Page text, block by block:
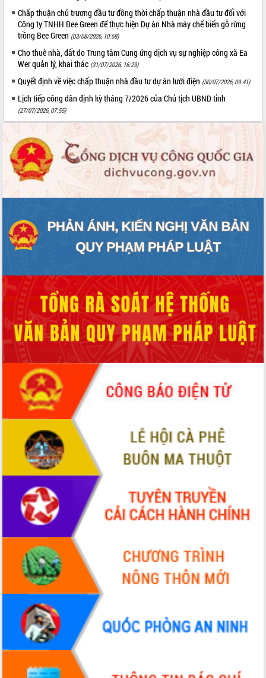
Chấp thuận chủ trương đầu tư đồng thời chấp thuận nhà đầu tư đối với
Công ty TNHH Bee Green để thực hiện Dự án Nhà máy chế biến gỗ rừng
trồng Bee Green (03/08/2026, 10:58)
Cho thuê nhà, đất do Trung tâm Cung ứng dịch vụ sự nghiệp công xã Ea
Wer quản lý, khai thác (31/07/2026, 16:29)
Quyết định về việc chấp thuận nhà đầu tư dự án lưới điện (30/07/2026, 09:41)
Lịch tiếp công dân định kỳ tháng 7/2026 của Chủ tịch UBND tỉnh
(27/07/2026, 07:55)